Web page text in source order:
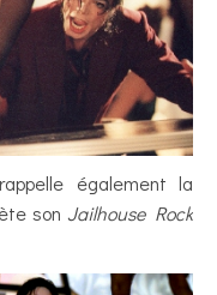
également la
sonJailhouse Rock